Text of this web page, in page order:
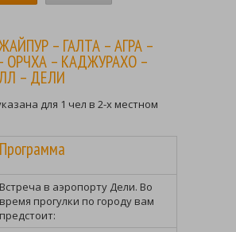
– ГАЛТА – АГРА –
ОРЧХА – КАДЖУРАХО –
– ДЕЛИ
для 1 чел в 2-х местном
Программа
Встреча в аэропорту Дели. Во
время прогулки по городу вам
предстоит: